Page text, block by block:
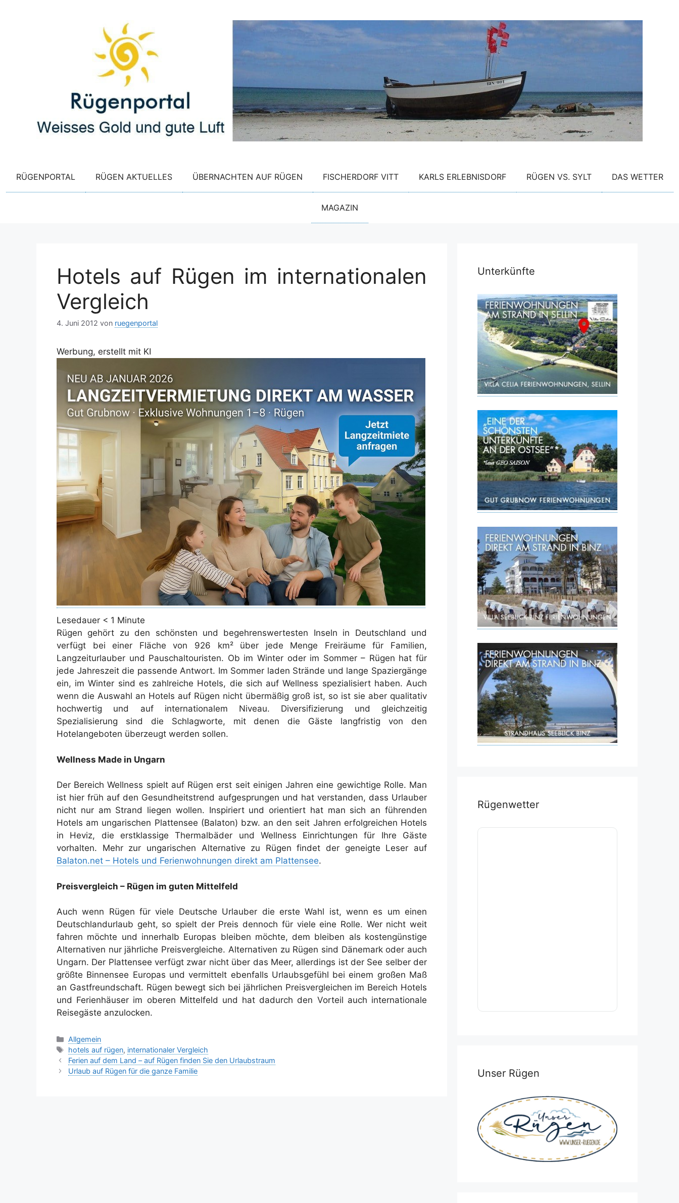
RÜGENPORTAL RÜGEN AKTUELLES ÜBERNACHTEN AUF RÜGEN FISCHERDORF VITT KARLS ERLEBNISDORF RÜGEN VS. SYLT DAS WETTER
MAGAZIN
Hotels auf Rügen im internationalen
Vergleich
4. Juni 2012 von ruegenportal
Werbung, erstellt mit KI
Lesedauer < 1 Minute
Rügen gehört zu den schönsten und begehrenswertesten Inseln in Deutschland und
verfügt bei einer Fläche von 926 km² über jede Menge Freiräume für Familien,
Langzeiturlauber und Pauschaltouristen. Ob im Winter oder im Sommer – Rügen hat für
jede Jahreszeit die passende Antwort. Im Sommer laden Strände und lange Spaziergänge
ein, im Winter sind es zahlreiche Hotels, die sich auf Wellness spezialisiert haben. Auch
wenn die Auswahl an Hotels auf Rügen nicht übermäßig groß ist, so ist sie aber qualitativ
hochwertig und auf internationalem Niveau. Diversifizierung und gleichzeitig
Spezialisierung sind die Schlagworte, mit denen die Gäste langfristig von den
Hotelangeboten überzeugt werden sollen.
Wellness Made in Ungarn
Der Bereich Wellness spielt auf Rügen erst seit einigen Jahren eine gewichtige Rolle. Man
ist hier früh auf den Gesundheitstrend aufgesprungen und hat verstanden, dass Urlauber
nicht nur am Strand liegen wollen. Inspiriert und orientiert hat man sich an führenden
Hotels am ungarischen Plattensee (Balaton) bzw. an den seit Jahren erfolgreichen Hotels
in Heviz, die erstklassige Thermalbäder und Wellness Einrichtungen für Ihre Gäste
vorhalten. Mehr zur ungarischen Alternative zu Rügen findet der geneigte Leser auf
Balaton.net – Hotels und Ferienwohnungen direkt am Plattensee.
Preisvergleich – Rügen im guten Mittelfeld
Auch wenn Rügen für viele Deutsche Urlauber die erste Wahl ist, wenn es um einen
Deutschlandurlaub geht, so spielt der Preis dennoch für viele eine Rolle. Wer nicht weit
fahren möchte und innerhalb Europas bleiben möchte, dem bleiben als kostengünstige
Alternativen nur jährliche Preisvergleiche. Alternativen zu Rügen sind Dänemark oder auch
Ungarn. Der Plattensee verfügt zwar nicht über das Meer, allerdings ist der See selber der
größte Binnensee Europas und vermittelt ebenfalls Urlaubsgefühl bei einem großen Maß
an Gastfreundschaft. Rügen bewegt sich bei jährlichen Preisvergleichen im Bereich Hotels
und Ferienhäuser im oberen Mittelfeld und hat dadurch den Vorteil auch internationale
Reisegäste anzulocken.
Kategorien
Allgemein
Schlagwörter
hotels auf rügen, internationaler Vergleich
Ferien auf dem Land – auf Rügen finden Sie den Urlaubstraum
Urlaub auf Rügen für die ganze Familie
Unterkünfte
Rügenwetter
Unser Rügen